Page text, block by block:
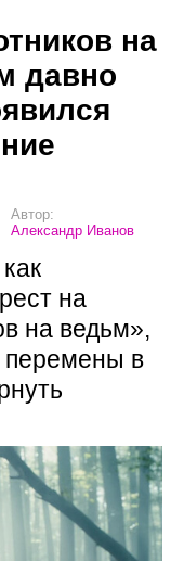
на
давно
Автор:
Александр Иванов
на
на ведьм»,
перемены в